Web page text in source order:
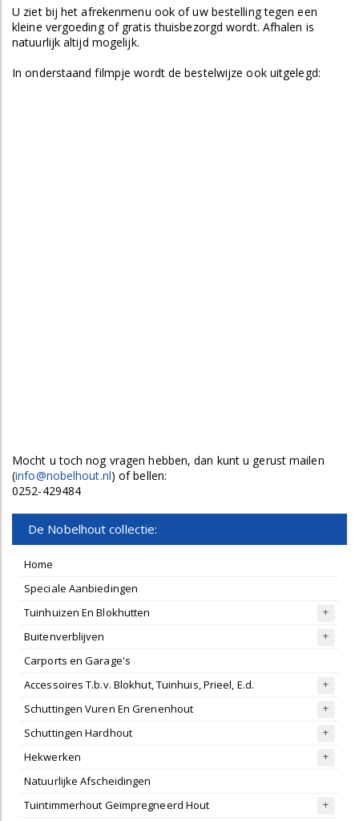
U ziet bij het afrekenmenu ook of uw bestelling tegen een
kleine vergoeding of gratis thuisbezorgd wordt. Afhalen is
natuurlijk altijd mogelijk.
In onderstaand filmpje wordt de bestelwijze ook uitgelegd:
Mocht u toch nog vragen hebben, dan kunt u gerust mailen
(info@nobelhout.nl) of bellen:
0252-429484
De Nobelhout collectie:
Home
Speciale Aanbiedingen
Tuinhuizen En Blokhutten
Buitenverblijven
Carports en Garage's
Accessoires T.b.v. Blokhut, Tuinhuis, Prieel, E.d.
Schuttingen Vuren En Grenenhout
Schuttingen Hardhout
Hekwerken
Natuurlijke Afscheidingen
Tuintimmerhout Geïmpregneerd Hout